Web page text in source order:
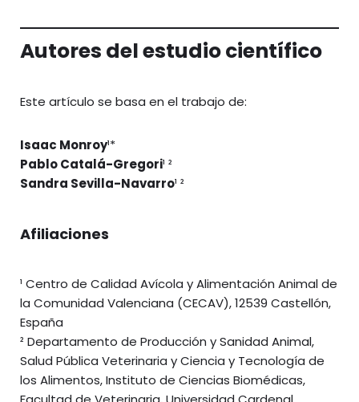
Autores del estudio científico
Este artículo se basa en el trabajo de:
Isaac Monroy¹*
Pablo Catalá-Gregori¹ ²
Sandra Sevilla-Navarro¹ ²
Afiliaciones
¹ Centro de Calidad Avícola y Alimentación Animal de
la Comunidad Valenciana (CECAV), 12539 Castellón,
España
² Departamento de Producción y Sanidad Animal,
Salud Pública Veterinaria y Ciencia y Tecnología de
los Alimentos, Instituto de Ciencias Biomédicas,